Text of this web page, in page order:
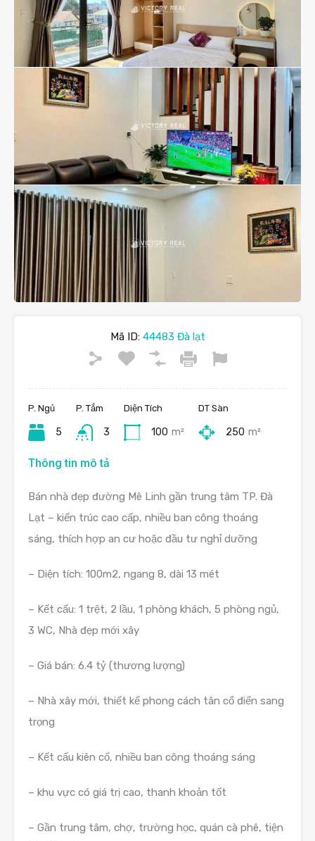
Mã ID:44483 Đà lạt
P. Ngủ
5
P. Tắm
3
Diện Tích
100 m²
DT Sàn
250 m²
Thông tin mô tả
Bán nhà đẹp đường Mê Linh gần trung tâm TP. Đà
Lạt – kiến trúc cao cấp, nhiều ban công thoáng
sáng, thích hợp an cư hoặc đầu tư nghỉ dưỡng
– Diện tích: 100m2, ngang 8, dài 13 mét
– Kết cấu: 1 trệt, 2 lầu, 1 phòng khách, 5 phòng ngủ,
3 WC, Nhà đẹp mới xây
– Giá bán: 6.4 tỷ (thương lượng)
– Nhà xây mới, thiết kế phong cách tân cổ điển sang
trọng
– Kết cấu kiên cố, nhiều ban công thoáng sáng
– khu vực có giá trị cao, thanh khoản tốt
– Gần trung tâm, chợ, trường học, quán cà phê, tiện